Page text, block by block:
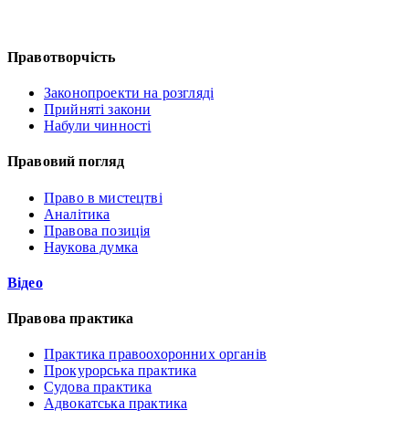
Правотворчість
Законопроекти на розгляді
Прийняті закони
Набули чинності
Правовий погляд
Право в мистецтві
Аналітика
Правова позиція
Наукова думка
Відео
Правова практика
Практика правоохоронних органів
Прокурорська практика
Судова практика
Адвокатська практика